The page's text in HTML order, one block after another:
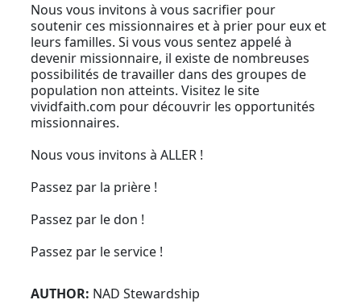
Nous vous invitons à vous sacrifier pour
soutenir ces missionnaires et à prier pour eux et
leurs familles. Si vous vous sentez appelé à
devenir missionnaire, il existe de nombreuses
possibilités de travailler dans des groupes de
population non atteints. Visitez le site
vividfaith.com pour découvrir les opportunités
missionnaires.
Nous vous invitons à ALLER !
Passez par la prière !
Passez par le don !
Passez par le service !
AUTHOR: NAD Stewardship